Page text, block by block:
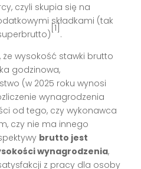
czyli skupia się na
składkami (tak
[1]
.
że wysokość stawki brutto
godzinowa,
(w 2025 roku wynosi
wynagrodzenia
od tego, czy wykonawca
czy nie ma innego
brutto jest
wynagrodzenia,
z pracy dla osoby